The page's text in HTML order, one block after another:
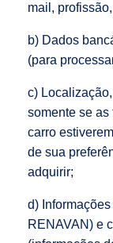
mail,
b) Dados
(para
c)
somente se
carro
de sua
adquirir;
d)
RENAVAN) e